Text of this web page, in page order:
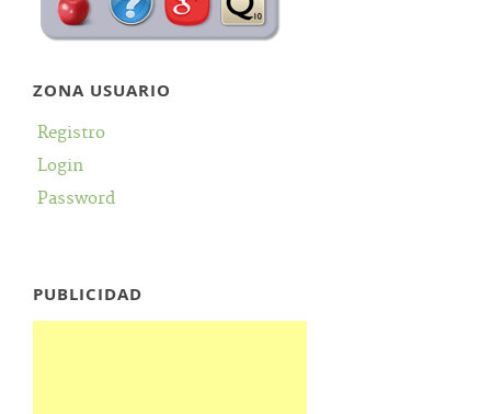
ZONA USUARIO
Registro
Login
Password
PUBLICIDAD